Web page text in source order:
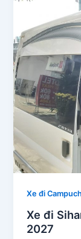
Xe đi
Xe đi
2027